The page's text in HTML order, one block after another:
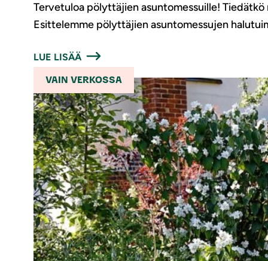
Tervetuloa pölyttäjien asuntomessuille!
Esittelemme pölyttäjien asuntomessujen
LUE LISÄÄ